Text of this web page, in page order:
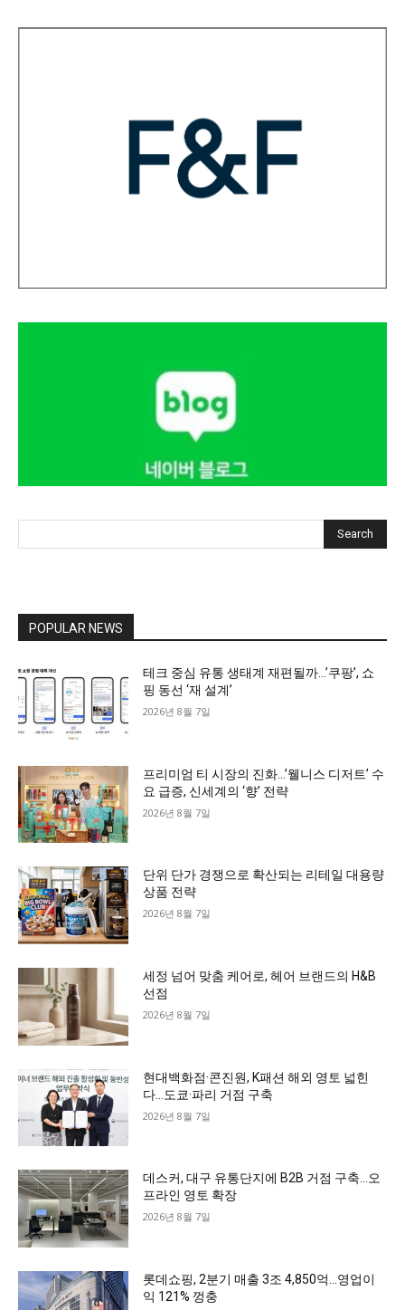
Search
POPULAR NEWS
테크 중심 유통 생태계 재편될까…’쿠팡’, 쇼
핑 동선 ‘재 설계’
2026년 8월 7일
프리미엄 티 시장의 진화…’웰니스 디저트’ 수
요 급증, 신세계의 ‘향’ 전략
2026년 8월 7일
단위 단가 경쟁으로 확산되는 리테일 대용량
상품 전략
2026년 8월 7일
세정 넘어 맞춤 케어로, 헤어 브랜드의 H&B
선점
2026년 8월 7일
현대백화점·콘진원, K패션 해외 영토 넓힌
다…도쿄·파리 거점 구축
2026년 8월 7일
데스커, 대구 유통단지에 B2B 거점 구축…오
프라인 영토 확장
2026년 8월 7일
롯데쇼핑, 2분기 매출 3조 4,850억…영업이
익 121% 껑충